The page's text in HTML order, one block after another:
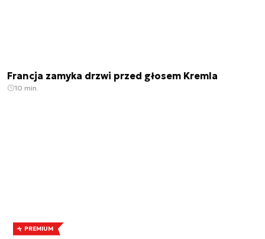
Francja zamyka drzwi przed głosem Kremla
10 min.
PREMIUM